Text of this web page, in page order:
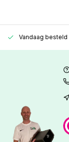
Vandaag besteld